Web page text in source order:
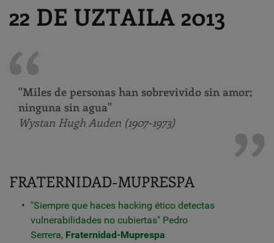
22 DE UZTAILA 2013
"Miles de personas han sobrevivido sin amor;
ninguna sin agua"
Wystan Hugh Auden (1907-1973)
FRATERNIDAD-MUPRESPA
"Siempre que haces hacking ético detectas
vulnerabilidades no cubiertas" Pedro
Serrera, Fraternidad-Muprespa